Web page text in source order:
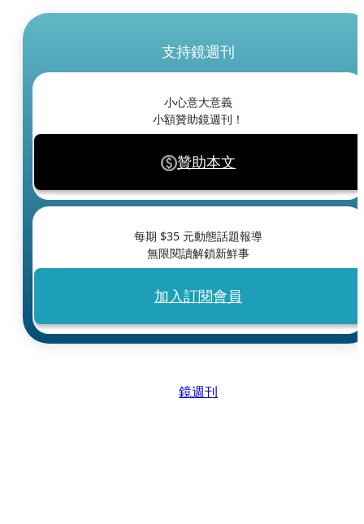
支持鏡週刊
小心意大意義
小額贊助鏡週刊！
贊助本文
每期 $35 元動態話題報導
無限閱讀解鎖新鮮事
加入訂閱會員
鏡週刊